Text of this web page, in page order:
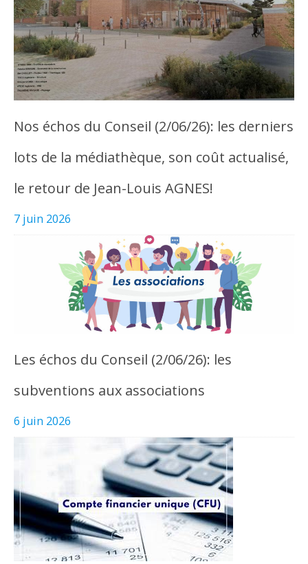
Nos échos du Conseil (2/06/26): les derniers
lots de la médiathèque, son coût actualisé,
le retour de Jean-Louis AGNES!
7 juin 2026
Les échos du Conseil (2/06/26): les
subventions aux associations
6 juin 2026